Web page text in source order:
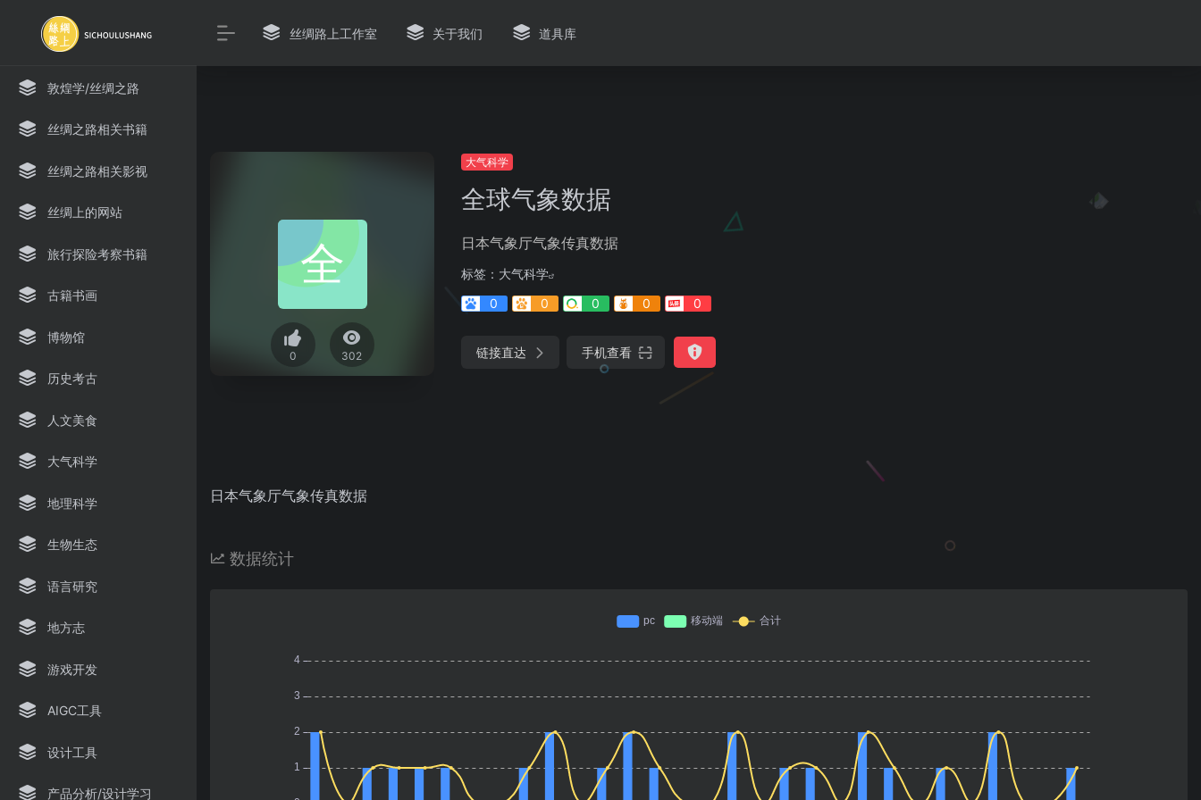
敦煌学/丝绸之路
丝绸之路相关书籍
丝绸之路相关影视
丝绸上的网站
旅行探险考察书籍
古籍书画
博物馆
历史考古
人文美食
大气科学
地理科学
生物生态
语言研究
地方志
游戏开发
AIGC工具
设计工具
产品分析/设计学习
丝绸路上工作室 关于我们 道具库
0 302
大气科学
全球气象数据
日本气象厅气象传真数据
标签： 大气科学
0
0 0 0 0
链接直达 手机查看
日本气象厅气象传真数据
数据统计